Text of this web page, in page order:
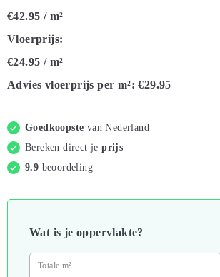
€42.95 / m²
Vloerprijs:
€24.95 / m²
Advies vloerprijs per m²: €29.95
Goedkoopste van Nederland
Bereken direct jeprijs
9.9 beoordeling
Wat is je oppervlakte?
Totale m²